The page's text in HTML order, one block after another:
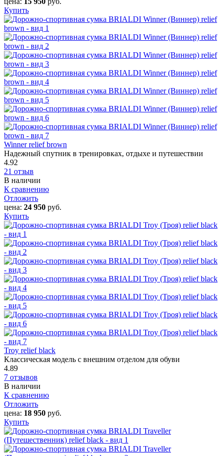
Купить
Winner relief brown
Надежный спутник в тренировках, отдыхе и путешествии
4.92
21 отзыв
В наличии
К сравнению
Отложить
цена: 24 950 руб.
Купить
Troy relief black
Классическая модель с внешним отделом для обуви
4.89
7 отзывов
В наличии
К сравнению
Отложить
цена: 18 950 руб.
Купить